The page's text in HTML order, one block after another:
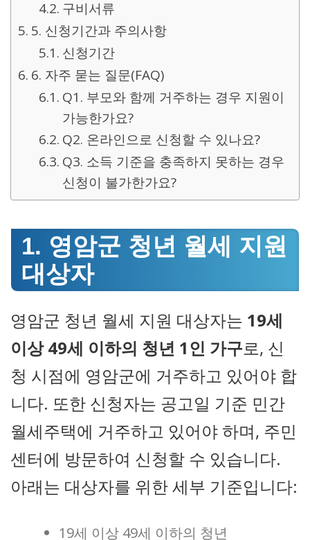
구비서류
5. 신청기간과 주의사항
신청기간
6. 자주 묻는 질문(FAQ)
Q1. 부모와 함께 거주하는 경우 지원이
가능한가요?
Q2. 온라인으로 신청할 수 있나요?
Q3. 소득 기준을 충족하지 못하는 경우
신청이 불가한가요?
1. 영암군 청년 월세 지원
대상자
영암군 청년 월세 지원 대상자는 19세
이상 49세 이하의 청년 1인 가구로, 신
청 시점에 영암군에 거주하고 있어야 합
니다. 또한 신청자는 공고일 기준 민간
월세주택에 거주하고 있어야 하며, 주민
센터에 방문하여 신청할 수 있습니다.
아래는 대상자를 위한 세부 기준입니다:
19세 이상 49세 이하의 청년